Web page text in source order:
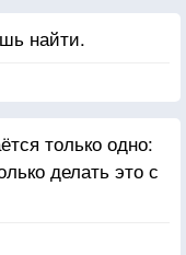
найти.
только одно:
делать это с